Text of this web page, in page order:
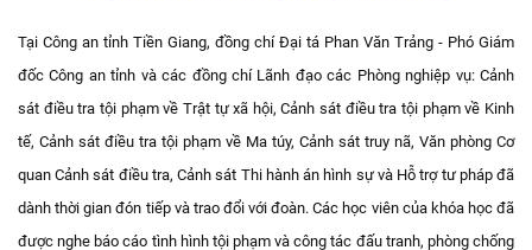
Tại Công an tỉnh Tiền Giang, đồng chí Đại tá Phan Văn Trảng - Phó Giám
đốc Công an tỉnh và các đồng chí Lãnh đạo các Phòng nghiệp vụ: Cảnh
sát điều tra tội phạm về Trật tự xã hội, Cảnh sát điều tra tội phạm về Kinh
tế, Cảnh sát điều tra tội phạm về Ma túy, Cảnh sát truy nã, Văn phòng Cơ
quan Cảnh sát điều tra, Cảnh sát Thi hành án hình sự và Hỗ trợ tư pháp đã
dành thời gian đón tiếp và trao đổi với đoàn. Các học viên của khóa học đã
được nghe báo cáo tình hình tội phạm và công tác đấu tranh, phòng chống